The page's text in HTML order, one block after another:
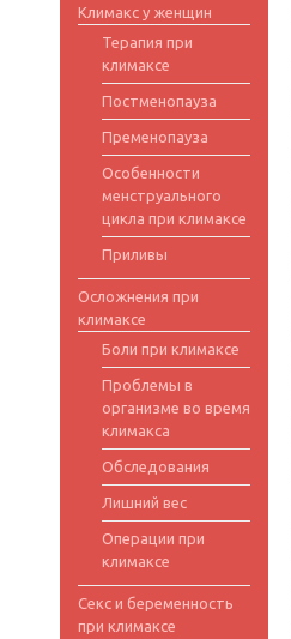
Климакс у женщин
Терапия при
климаксе
Постменопауза
Пременопауза
Особенности
менструального
цикла при климаксе
Приливы
Осложнения при
климаксе
Боли при климаксе
Проблемы в
организме во время
климакса
Обследования
Лишний вес
Операции при
климаксе
Секс и беременность
при климаксе